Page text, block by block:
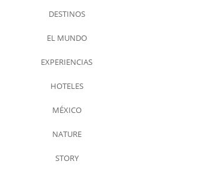
DESTINOS
EL MUNDO
EXPERIENCIAS
HOTELES
MÉXICO
NATURE
STORY